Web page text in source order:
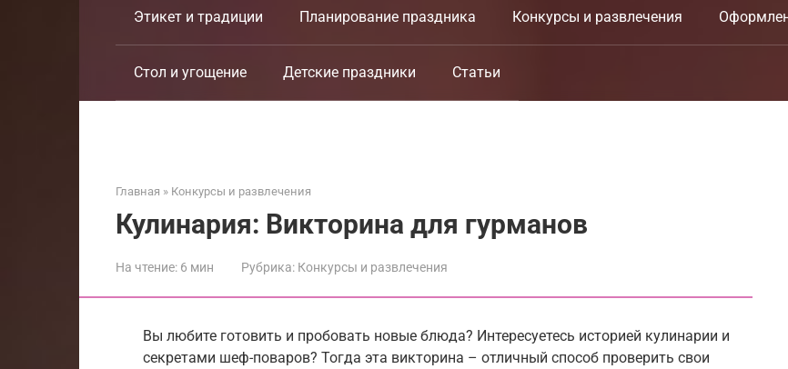
Этикет и традиции Планирование праздника Конкурсы и развлечения
Стол и угощение Детские праздники Статьи
Главная » Конкурсы и развлечения
Кулинария: Викторина для гурманов
На чтение: 6 мин Рубрика: Конкурсы и развлечения
Вы любите готовить и пробовать новые блюда? Интересуетесь историей кулинарии и
секретами шеф-поваров? Тогда эта викторина – отличный способ проверить свои